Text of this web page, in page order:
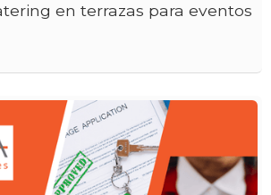
en terrazas para eventos